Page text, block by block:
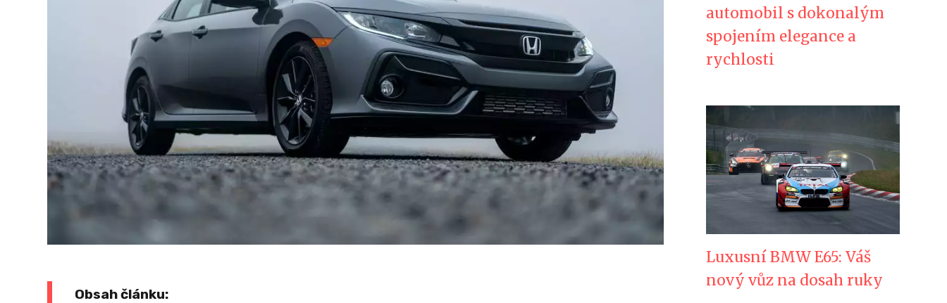
Obsah článku:
automobil s dokonalým
spojením elegance a
rychlosti
Luxusní BMW E65: Váš
nový vůz na dosah ruky